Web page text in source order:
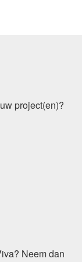
project(en)?
Neem dan